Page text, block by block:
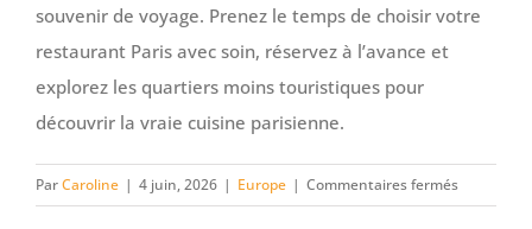
souvenir de voyage. Prenez le temps de choisir votre
restaurant Paris avec soin, réservez à l’avance et
explorez les quartiers moins touristiques pour
découvrir la vraie cuisine parisienne.
ParCaroline | 4 juin, 2026 | Europe | Commentaires ferméssur
Où